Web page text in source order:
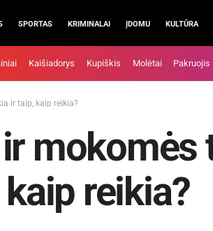
SPORTAS KRIMINALAI ĮDOMU KULTŪRA
Kaišiadorys Kupiškis Molėtai Pakruojis
ir taip, kaip reikia?
mokomės
reikia?